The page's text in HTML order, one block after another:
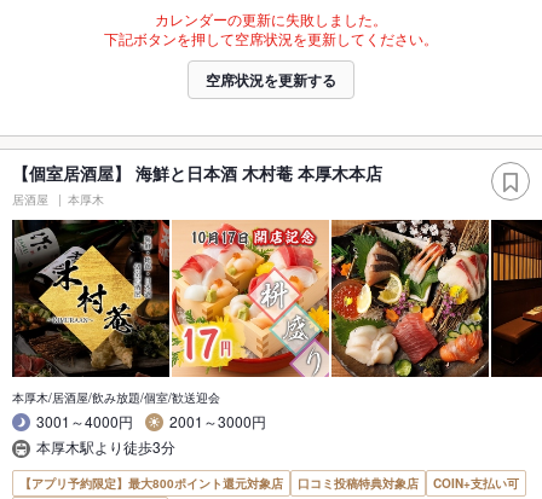
カレンダーの更新に失敗しました。
下記ボタンを押して空席状況を更新してください。
空席状況を更新する
【個室居酒屋】 海鮮と日本酒 木村菴 本厚木本店
居酒屋 本厚木
本厚木/居酒屋/飲み放題/個室/歓送迎会
3001～4000円
2001～3000円
本厚木駅より徒歩3分
【アプリ予約限定】最大800ポイント還元対象店 口コミ投稿特典対象店
COIN+支払い可